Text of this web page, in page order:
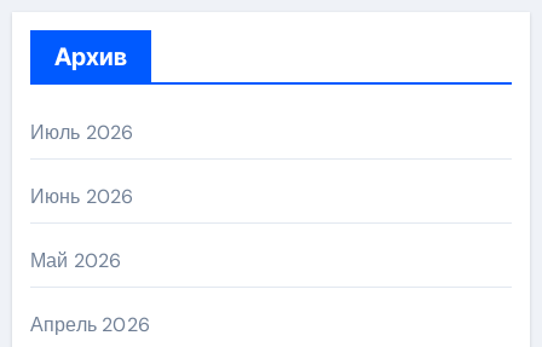
Архив
Июль 2026
Июнь 2026
Май 2026
Апрель 2026